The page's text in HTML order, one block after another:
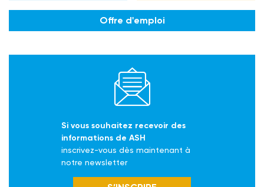
Offre d'emploi
Si vous souhaitez recevoir des
informations de ASH
inscrivez-vous dès maintenant à
notre newsletter